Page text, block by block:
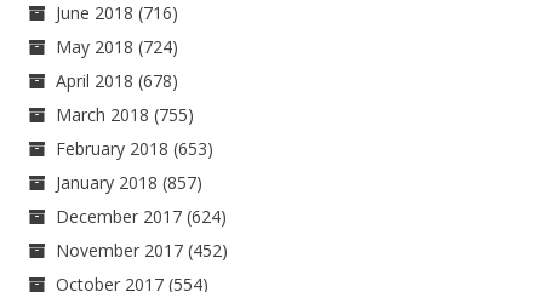
June 2018 (716)
May 2018 (724)
April 2018 (678)
March 2018 (755)
February 2018 (653)
January 2018 (857)
December 2017 (624)
November 2017 (452)
October 2017 (554)